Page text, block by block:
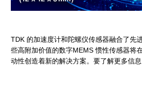
TDK 的加速度计和陀螺仪传感器融合了先
些高附加价值的数字MEMS 惯性传感器将
动性创造着新的解决方案。要了解更多信